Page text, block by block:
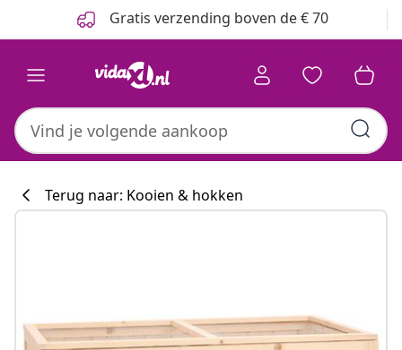
Gratis verzending boven de € 70
Terug naar: Kooien & hokken